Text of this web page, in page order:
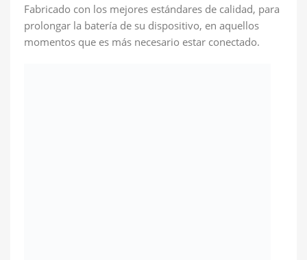
Fabricado con los mejores estándares de calidad, para
prolongar la batería de su dispositivo, en aquellos
momentos que es más necesario estar conectado.